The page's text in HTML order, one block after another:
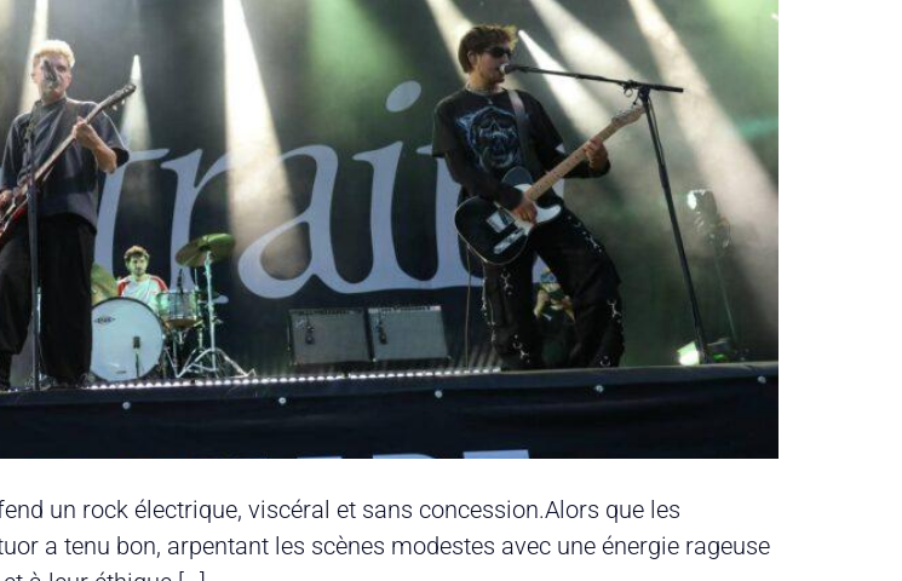
un rock électrique, viscéral et sans concession.Alors que les
a tenu bon, arpentant les scènes modestes avec une énergie rageuse